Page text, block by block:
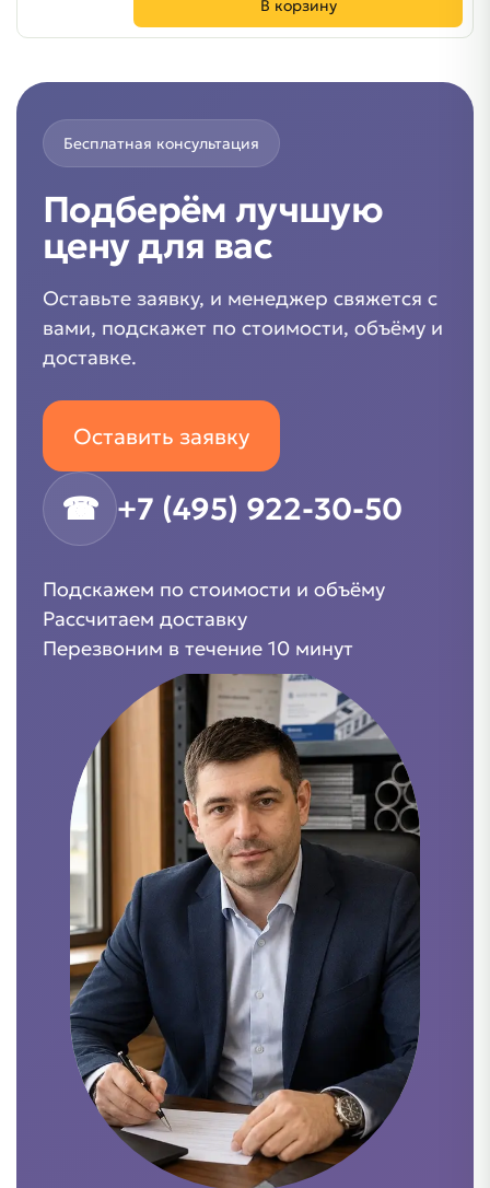
В корзину
Бесплатная консультация
Подберём лучшую
цену для вас
Оставьте заявку, и менеджер свяжется с
вами, подскажет по стоимости, объёму и
доставке.
Оставить заявку
☎ +7 (495) 922-30-50
Подскажем по стоимости и объёму
Рассчитаем доставку
Перезвоним в течение 10 минут